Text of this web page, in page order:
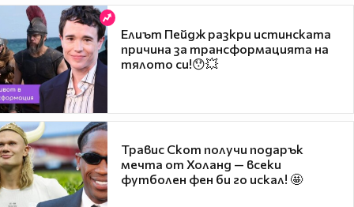
Елиът Пейдж разкри истинската
причина за трансформацията на
тялото си!😯💥
Травис Скот получи подарък
мечта от Холанд — всеки
футболен фен би го искал! 🤩